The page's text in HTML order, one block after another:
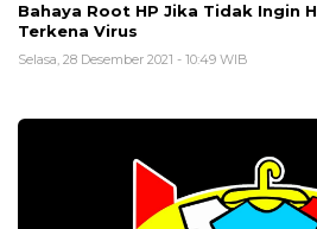
Bahaya Root HP Jika Tidak Ingin
Terkena Virus
Selasa, 28 Desember 2021 - 10:49 WIB